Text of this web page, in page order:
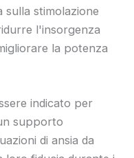
sulla stimolazione
l'insorgenza
la potenza
indicato per
supporto
di ansia da